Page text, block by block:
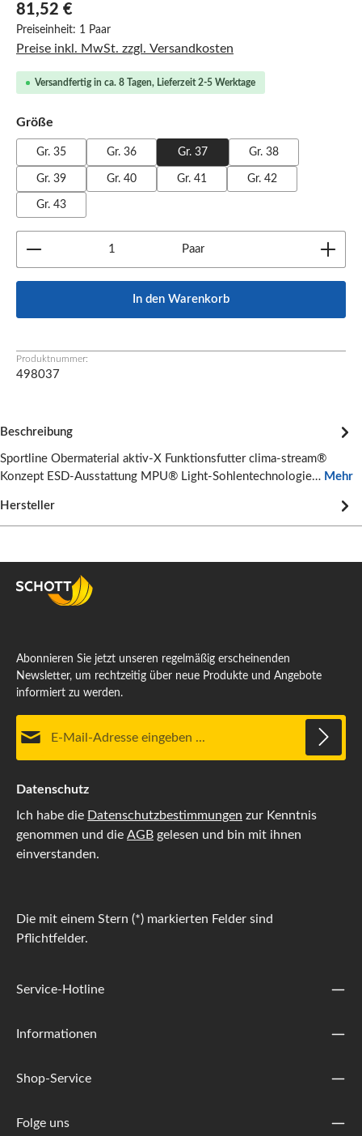
81,52 €
Preiseinheit: 1 Paar
Preise inkl. MwSt. zzgl. Versandkosten
Versandfertig in ca. 8 Tagen, Lieferzeit 2-5 Werktage
Größe
Gr. 35 Gr. 36 Gr. 37 Gr. 38
Gr. 39 Gr. 40 Gr. 41 Gr. 42
Gr. 43
Produkt Anzahl: Gib den gewünschten Wert ein
Paar
In den Warenkorb
Produktnummer:
498037
Beschreibung
Sportline Obermaterial aktiv-X Funktionsfutter clima-stream®
Konzept ESD-Ausstattung MPU® Light-Sohlentechnologie… Mehr
Hersteller
Abonnieren Sie jetzt unseren regelmäßig erscheinenden
Newsletter, um rechtzeitig über neue Produkte und Angebote
informiert zu werden.
Datenschutz
Ich habe die Datenschutzbestimmungen zur Kenntnis
genommen und die AGB gelesen und bin mit ihnen
einverstanden.
Die mit einem Stern (*) markierten Felder sind
Pflichtfelder.
Service-Hotline
Informationen
Shop-Service
Folge uns